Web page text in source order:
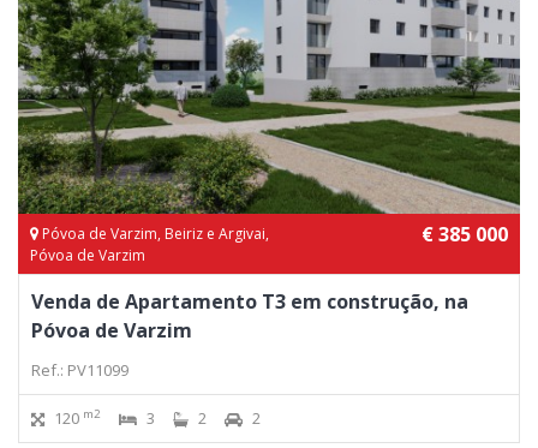
Póvoa de Varzim, Beiriz e Argivai,
Póvoa de Varzim
€ 385 000
Venda de Apartamento T3 em construção, na
Póvoa de Varzim
Ref.: PV11099
120 m2 3 2 2